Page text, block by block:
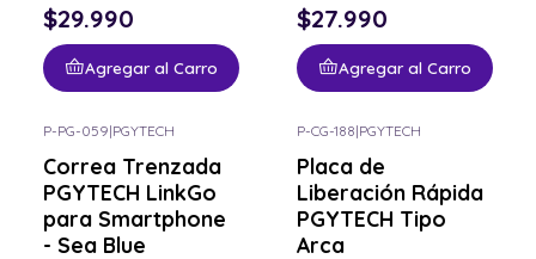
$29.990
Agregar al Carro
$27.990
Agregar al Carro
P-PG-059|PGYTECH
Correa Trenzada
PGYTECH LinkGo
para Smartphone
- Sea Blue
P-CG-188|PGYTECH
Placa de
Liberación Rápida
PGYTECH Tipo
Arca